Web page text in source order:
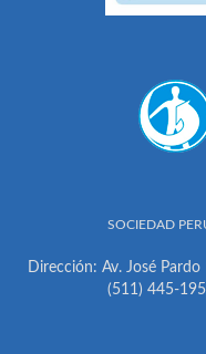
SOCIEDAD
Dirección: Av. José
(511) 445-